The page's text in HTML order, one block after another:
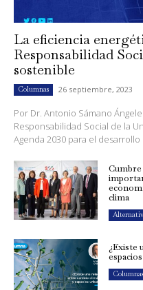
La eficiencia
Responsabilidad
sostenible
Columnas 26 septiembre, 2023
Por Dr. Antonio Sámano
Responsabilidad Social de la
Agenda 2030 para el desarrollo
clima
¿Existe
Columnas